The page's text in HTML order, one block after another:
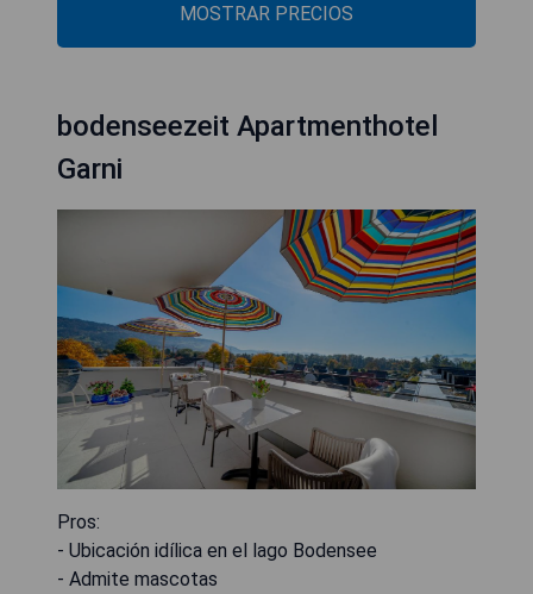
MOSTRAR PRECIOS
bodenseezeit Apartmenthotel
Garni
Pros:
- Ubicación idílica en el lago Bodensee
- Admite mascotas